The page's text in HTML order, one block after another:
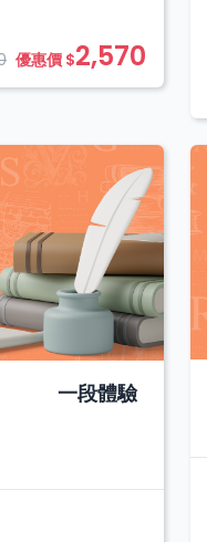
優惠價 $2,570
】 一段體驗